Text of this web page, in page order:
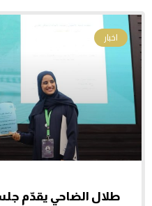
اخبار
طلال الضاحي يقدّم